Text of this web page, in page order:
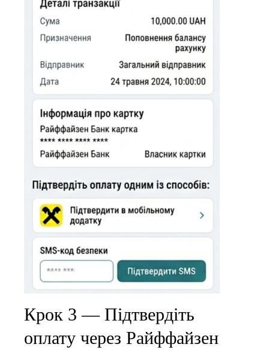
Крок 3 — Підтвердіть
оплату через Райффайзен